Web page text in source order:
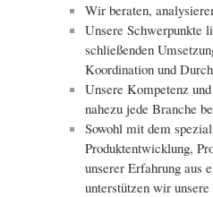
Wir beraten,
Unsere Schwerpunkte
schließenden
Koordination und
Unsere Kompetenz
nahezu jede Branche
Sowohl mit dem
Produktentwicklung,
unserer Erfahrung aus
unterstützen wir unsere